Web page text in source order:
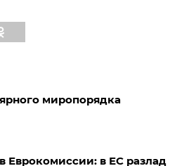
миропорядка
Еврокомиссии: в ЕС разлад